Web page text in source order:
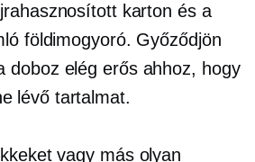
karton és a
földimogyoró. Győződjön
doboz elég erős ahhoz, hogy
lévő tartalmat.
vagy más olyan